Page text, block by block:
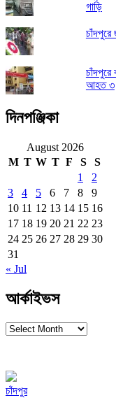
গাড়ি
চাঁদপুরে
চাঁদপুরে
আহত ৩
দিনপঞ্জিকা
August 2026
M T W T F S
S
1
2
3
4 5 6 7 8
9
10 11 12 13 14 15 16
17 18 19 20 21 22 23
24 25 26 27 28 29 30
31
« Jul
আর্কাইভস
আর্কাইভস
চাঁদপুর